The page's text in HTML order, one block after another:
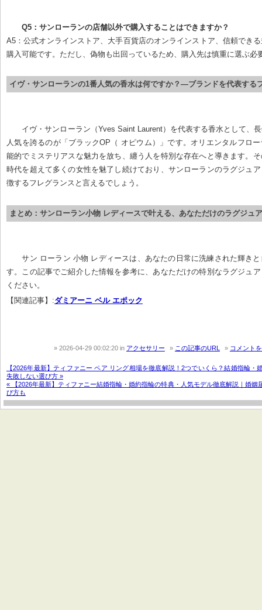
Q5：サンローランの店舗以外で購入することはできますか？
A5：公式オンラインストア、大手百貨店のオンラインストア、信頼でき
購入可能です。ただし、偽物も出回っているため、購入先は慎重に選ぶ必
イヴ・サンローランの1番人気の香水は何ですか？—ブランドを代表する
イヴ・サンローラン（Yves Saint Laurent）を代表する香水として、
人気を誇るのが「ブラックOP（ オピウム）」です。オリエンタルフロ
能的でミステリアスな魅力を放ち、纏う人を特別な存在へと導きます。
時代を超えて多くの女性を魅了し続けており、サンローランのラグジュ
徴するフレグランスと言えるでしょう。
まとめ：サンローラン小物 レディースで叶える、あなただけのラグジュ
サン ローラン 小物 レディースは、あなたの日常に洗練された輝き
す。この記事でご紹介した情報を参考に、あなただけの特別なラグジュ
ください。
【関連記事】:ダミアーニ ベル エポック
2026-04-29 00:02:20 in アクセサリー この記事のURL コメント
【2026年最新】ティファニー ペア リング相場を徹底解説！2つでいくら？結婚指輪・
失敗しない選び方 »
« 【2026年最新】ティファニー結婚指輪・婚約指輪の特典・人気モデル徹底解説｜婚姻
び方も